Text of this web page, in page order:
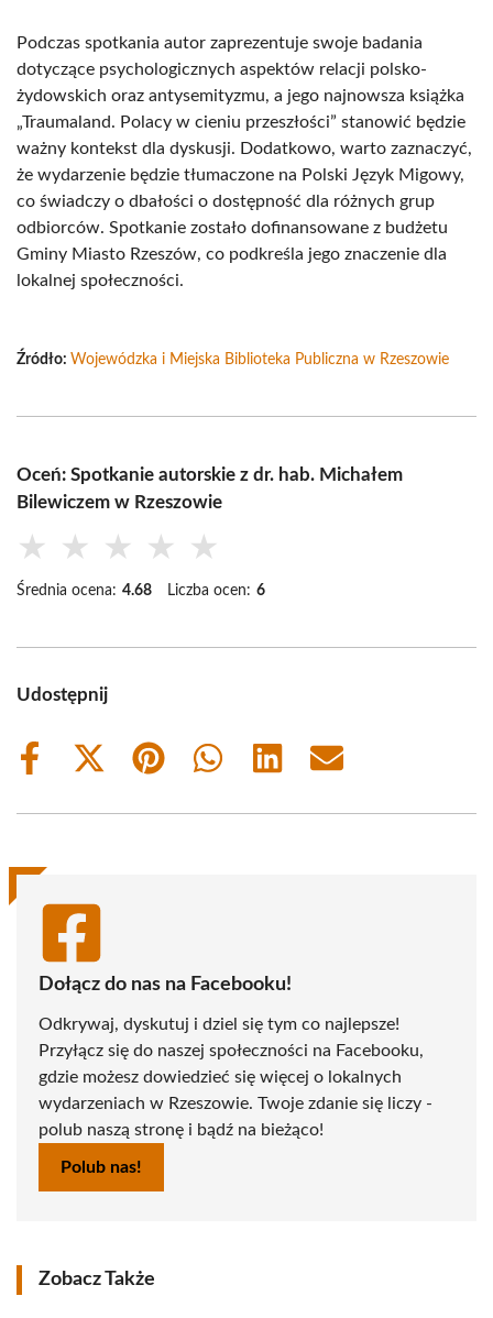
Podczas spotkania autor zaprezentuje swoje badania
dotyczące psychologicznych aspektów relacji polsko-
żydowskich oraz antysemityzmu, a jego najnowsza książka
„Traumaland. Polacy w cieniu przeszłości” stanowić będzie
ważny kontekst dla dyskusji. Dodatkowo, warto zaznaczyć,
że wydarzenie będzie tłumaczone na Polski Język Migowy,
co świadczy o dbałości o dostępność dla różnych grup
odbiorców. Spotkanie zostało dofinansowane z budżetu
Gminy Miasto Rzeszów, co podkreśla jego znaczenie dla
lokalnej społeczności.
Źródło: Wojewódzka i Miejska Biblioteka Publiczna w Rzeszowie
Oceń: Spotkanie autorskie z dr. hab. Michałem
Bilewiczem w Rzeszowie
★ ★ ★ ★ ★
Średnia ocena: 4.68 Liczba ocen: 6
Udostępnij
Share
Share
(Twitter)
Share
Share
Share
Share
Dołącz do nas na Facebooku!
Odkrywaj, dyskutuj i dziel się tym co najlepsze!
Przyłącz się do naszej społeczności na Facebooku,
gdzie możesz dowiedzieć się więcej o lokalnych
wydarzeniach w Rzeszowie. Twoje zdanie się liczy -
polub naszą stronę i bądź na bieżąco!
Polub nas!
Zobacz Także